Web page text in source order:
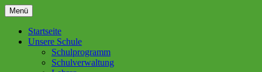
Zum
Inhalt
springen
Menü
Startseite
Unsere Schule
Schulprogramm
Schulverwaltung